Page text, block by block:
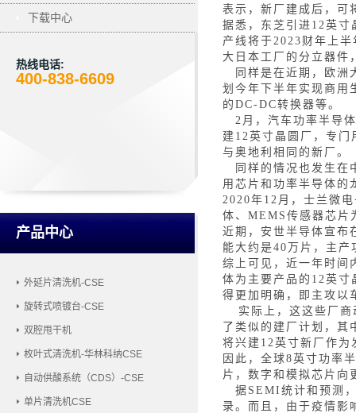
下载中心
热线电话:
400-838-6609
产品中心
外延片清洗机-CSE
旋转式喷镀台-CSE
双腔甩干机
枚叶式清洗机-华林科纳CSE
自动供酸系统（CDS）-CSE
单片清洗机CSE
表示，新厂建成后，可
据悉，东芝引进 12英寸
产线将于2023财年上
大日本工厂的分立器件
同样是在近期，欧洲
划今年下半年实现商用
的DC-DC转换器等。
2月，汽车功率半导
建12英寸晶圆厂，专
与奥地利相同的新厂。
同样的情况也发生在
用芯片和功率半导体的
2020年12月，士兰微
体、MEMS传感器芯片
近期，安世半导体宣布
能大约是40万片，主产
综上可见，近一年时间
体为主要产品的12英寸
得更加明确，即主攻以
实际上，这这些厂
了类似的建厂计划，
将兴建12英寸新厂作为
因此，全球8英寸功率
片，数字和模拟芯片向
据 SEMI统计和预测
录。而且，由于疫情影